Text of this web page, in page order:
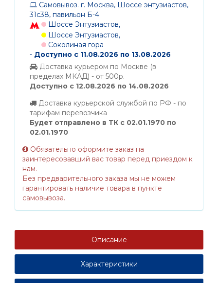
Самовывоз. г. Москва, Шоссе энтузиастов,
31с38, павильон Б-4
Шоссе Энтузиастов,
Шоссе Энтузиастов,
Соколиная гора
- Доступно с 11.08.2026 по 13.08.2026
Доставка курьером по Москве (в
пределах МКАД) - от 500р.
Доступно с 12.08.2026 по 14.08.2026
Доставка курьерской службой по РФ - по
тарифам перевозчика
Будет отправлено в ТК с 02.01.1970 по
02.01.1970
Обязательно оформите заказ на
заинтересовавший вас товар перед приездом к
нам.
Без предварительного заказа мы не можем
гарантировать наличие товара в пункте
самовывоза.
Описание
Характеристики